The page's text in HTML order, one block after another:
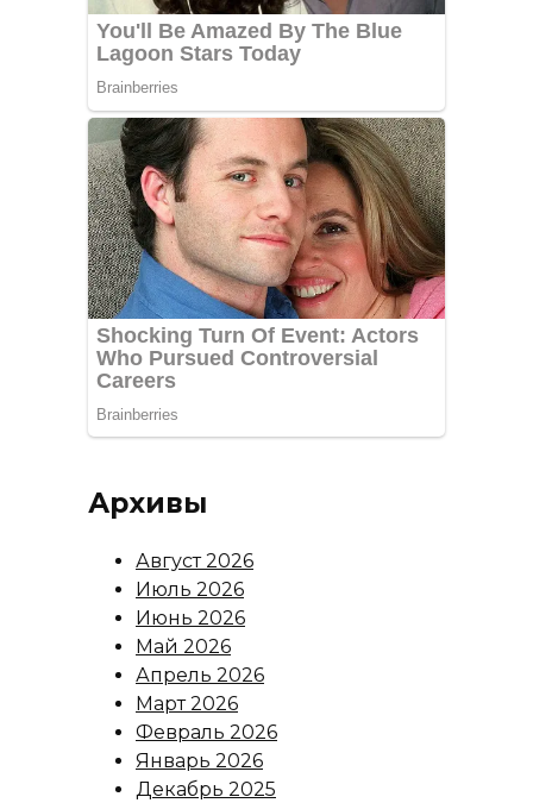
Архивы
Август 2026
Июль 2026
Июнь 2026
Май 2026
Апрель 2026
Март 2026
Февраль 2026
Январь 2026
Декабрь 2025